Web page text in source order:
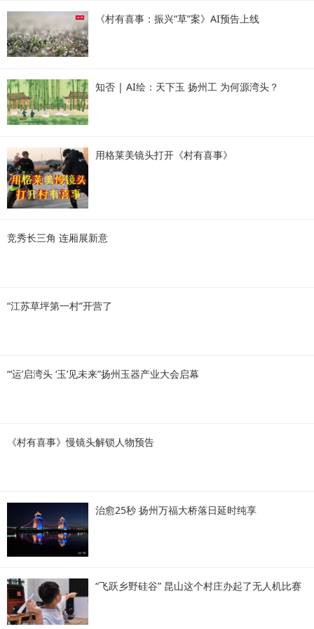
《村有喜事：振兴“草”案》AI预告上线
知否 | AI绘：天下玉 扬州工 为何源湾头？
用格莱美镜头打开《村有喜事》
竞秀长三角 连厢展新意
“江苏草坪第一村”开营了
“‘运’启湾头 ‘玉’见未来”扬州玉器产业大会启幕
《村有喜事》慢镜头解锁人物预告
治愈25秒 扬州万福大桥落日延时纯享
“飞跃乡野硅谷” 昆山这个村庄办起了无人机比赛